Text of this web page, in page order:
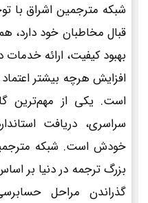
شبکه مترجمین اشراق با
قبال مخاطبان خود دارد،
بهبود کیفیت، ارائه
افزایش هرچه بیشتر
است. یکی از مهم‌ترین
سراسری، دریافت
خودش است. شبکه
بزرگ ترجمه در دنیا بر
گذراندن مراحل